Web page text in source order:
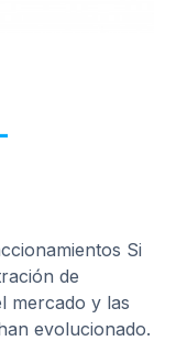
Si
de
mercado y las
evolucionado.